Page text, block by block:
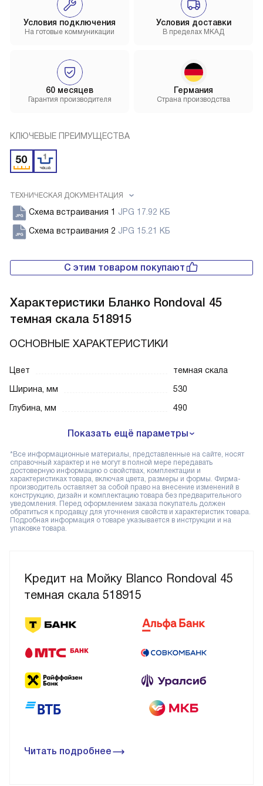
Условия доставки
В пределах МКАД
60 месяцев
Гарантия производителя
Условия подключения
На готовые коммуникации
Германия
Страна производства
КЛЮЧЕВЫЕ ПРЕИМУЩЕСТВА
ТЕХНИЧЕСКАЯ ДОКУМЕНТАЦИЯ
Схема встраивания 1 JPG 17.92 КБ
Схема встраивания 2 JPG 15.21 КБ
Кредит на Мойку Blanco Rondoval 45
темная скала 518915
Читать подробнее
С этим товаром покупают
Характеристики Бланко Rondoval 45
темная скала 518915
ОСНОВНЫЕ ХАРАКТЕРИСТИКИ
Цвет
темная скала
Ширина, мм
530
Глубина, мм
490
Показать ещё параметры
*Все информационные материалы, представленные на сайте, носят
справочный характер и не могут в полной мере передавать
достоверную информацию о свойствах, комплектации и
характеристиках товара, включая цвета, размеры и формы. Фирма-
производитель оставляет за собой право на внесение изменений в
конструкцию, дизайн и комплектацию товара без предварительного
уведомления. Перед оформлением заказа покупатель должен
обратиться к продавцу для уточнения свойств и характеристик товара.
Подробная информация о товаре указывается в инструкции и на
упаковке товара.